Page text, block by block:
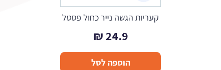
קעריות הגשה נייר כחול פסטל
24.9
₪
הוספה לסל